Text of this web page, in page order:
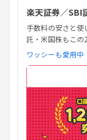
楽天証券／SBI
手数料の安さと使
託・米国株もこの
ワッシーも愛用